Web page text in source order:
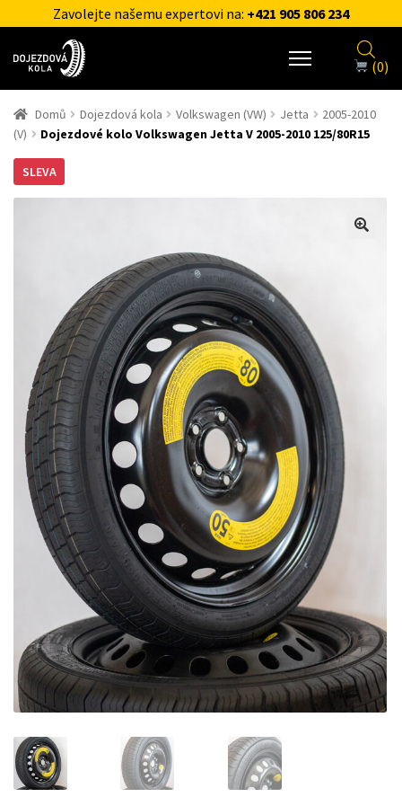
Zavolejte našemu expertovi na: +421 905 806 234
(0)
Domů Dojezdová kola Volkswagen (VW) Jetta
2005-2010
(V)
Dojezdové kolo Volkswagen Jetta V 2005-2010 125/80R15
SLEVA